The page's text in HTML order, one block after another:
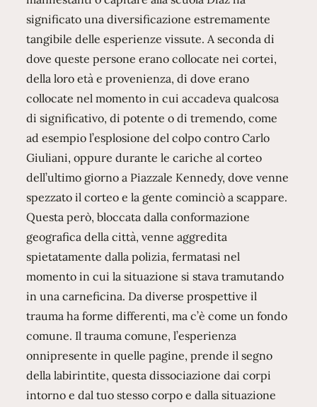
significato una diversificazione estremamente
tangibile delle esperienze vissute. A seconda di
dove queste persone erano collocate nei cortei,
della loro età e provenienza, di dove erano
collocate nel momento in cui accadeva qualcosa
di significativo, di potente o di tremendo, come
ad esempio l’esplosione del colpo contro Carlo
Giuliani, oppure durante le cariche al corteo
dell’ultimo giorno a Piazzale Kennedy, dove venne
spezzato il corteo e la gente cominciò a scappare.
Questa però, bloccata dalla conformazione
geografica della città, venne aggredita
spietatamente dalla polizia, fermatasi nel
momento in cui la situazione si stava tramutando
in una carneficina. Da diverse prospettive il
trauma ha forme differenti, ma c’è come un fondo
comune. Il trauma comune, l’esperienza
onnipresente in quelle pagine, prende il segno
della labirintite, questa dissociazione dai corpi
intorno e dal tuo stesso corpo e dalla situazione